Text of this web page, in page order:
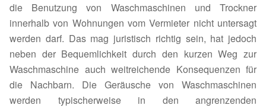
die Benutzung von Waschmaschinen und Trockner
innerhalb von Wohnungen vom Vermieter nicht untersagt
werden darf. Das mag juristisch richtig sein, hat jedoch
neben der Bequemlichkeit durch den kurzen Weg zur
Waschmaschine auch weitreichende Konsequenzen für
die Nachbarn. Die Geräusche von Waschmaschinen
werden typischerweise in den angrenzenden